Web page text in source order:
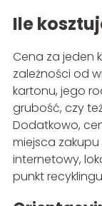
Ile
Cena za jeden
zależności od
kartonu, jego
grubość, czy
Dodatkowo,
miejsca
internetowy,
punkt